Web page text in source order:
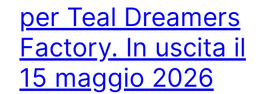
per Teal Dreamers
Factory. In uscita il
15 maggio 2026